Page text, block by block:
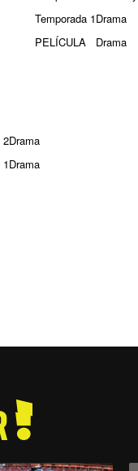
Temporada 1Drama
PELÍCULA Drama
2Drama
Drama